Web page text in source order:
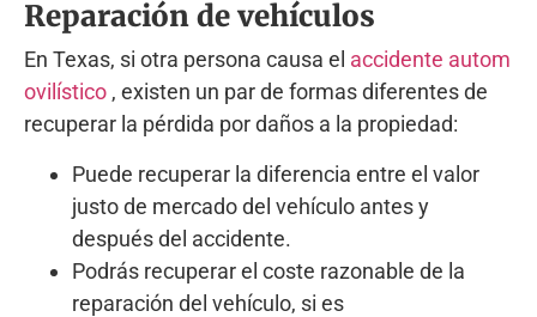
Reparación de vehículos
En Texas, si otra persona causa el accidente autom
ovilístico , existen un par de formas diferentes de
recuperar la pérdida por daños a la propiedad:
Puede recuperar la diferencia entre el valor
justo de mercado del vehículo antes y
después del accidente.
Podrás recuperar el coste razonable de la
reparación del vehículo, si es